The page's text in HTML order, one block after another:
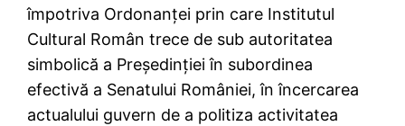
împotriva Ordonanţei prin care Institutul
Cultural Român trece de sub autoritatea
simbolică a Preşedinţiei în subordinea
efectivă a Senatului României, în încercarea
actualului guvern de a politiza activitatea